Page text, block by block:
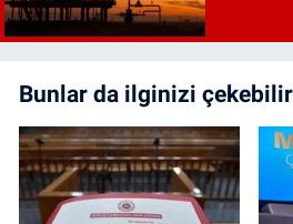
Bunlar da ilginizi çekebilir